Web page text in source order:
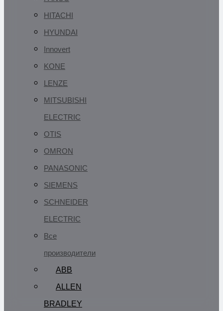
HITACHI
HYUNDAI
Innovert
KONE
LENZE
MITSUBISHI
ELECTRIC
OTIS
OMRON
PANASONIC
SIEMENS
SCHNEIDER
ELECTRIC
Все
производители
ABB
ALLEN
BRADLEY